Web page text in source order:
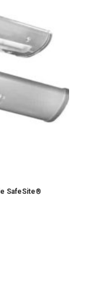
SafeSite®